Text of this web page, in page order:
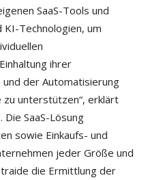
SaaS-Tools und
Technologien, um
ihrer
der Automatisierung
unterstützen“, erklärt
Die SaaS-Lösung
sowie Einkaufs- und
jeder Größe und
die Ermittlung der